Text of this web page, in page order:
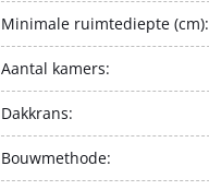
Minimale ruimtediepte (cm):
Aantal kamers:
Dakkrans:
Bouwmethode: